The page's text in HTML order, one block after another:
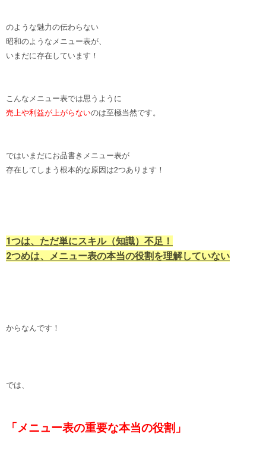
のような魅力の伝わらない
昭和のようなメニュー表が、
いまだに存在しています！
こんなメニュー表では思うように
売上や利益が上がらないのは至極当然です。
ではいまだにお品書きメニュー表が
存在してしまう根本的な原因は2つあります！
1つは、ただ単にスキル（知識）不足！
2つめは、メニュー表の本当の役割を理解していない
からなんです！
では、
「メニュー表の重要な本当の役割」